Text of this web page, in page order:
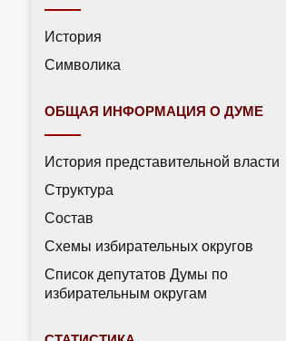
История
Символика
ОБЩАЯ ИНФОРМАЦИЯ О ДУМЕ
История представительной власти
Структура
Состав
Схемы избирательных округов
Список депутатов Думы по
избирательным округам